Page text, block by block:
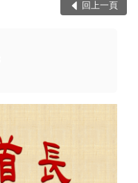
回上一頁